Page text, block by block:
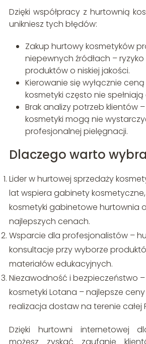
Dzięki współpracy z hurtownią
unikniesz tych błędów:
Zakup hurtowy kosmetyków
niepewnych źródłach –
produktów o niskiej jakości.
Kierowanie się wyłącznie
kosmetyki często nie
Brak analizy potrzeb klientów
kosmetyki mogą nie
profesjonalnej pielęgnacji.
Dlaczego warto
Lider w hurtowej sprzedaży
lat wspiera gabinety
kosmetyki gabinetowe hurtownia
najlepszych cenach.
Wsparcie dla profesjonalistów –
konsultacje przy wyborze
materiałów edukacyjnych.
Niezawodność i bezpieczeństwo
kosmetyki Lotana – najlepsze
realizacja dostaw na terenie całej
Dzięki hurtowni internetowej
możesz zyskać zaufanie